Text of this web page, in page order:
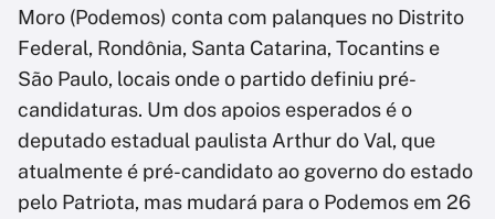
Moro (Podemos) conta com palanques no Distrito
Federal, Rondônia, Santa Catarina, Tocantins e
São Paulo, locais onde o partido definiu pré-
candidaturas. Um dos apoios esperados é o
deputado estadual paulista Arthur do Val, que
atualmente é pré-candidato ao governo do estado
pelo Patriota, mas mudará para o Podemos em 26